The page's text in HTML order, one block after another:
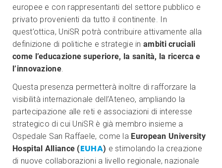
europee e con rappresentanti del settore pubblico e
privato provenienti da tutto il continente. In
quest’ottica, UniSR potrà contribuire attivamente alla
definizione di politiche e strategie inambiti cruciali
come l’educazione superiore, la sanità, la ricerca e
l’innovazione.
Questa presenza permetterà inoltre di rafforzare la
visibilità internazionale dell’Ateneo, ampliando la
partecipazione alle reti e associazioni di interesse
strategico di cui UniSR è già membro insieme a
Ospedale San Raffaele, come la European University
Hospital Alliance (EUHA) e stimolando la creazione
di nuove collaborazioni a livello regionale, nazionale